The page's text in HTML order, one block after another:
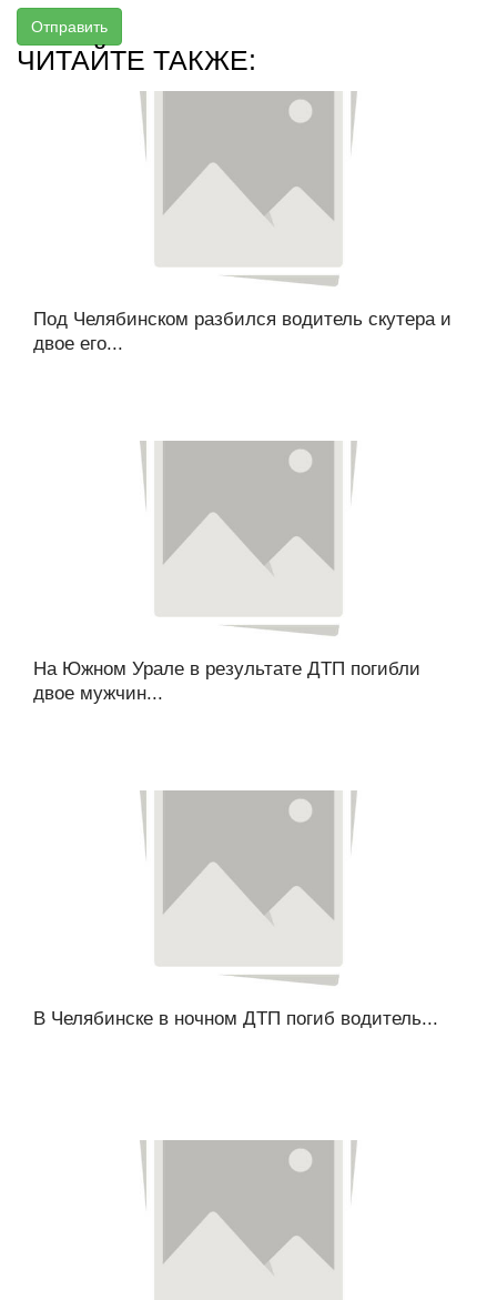
Отправить
ЧИТАЙТЕ ТАКЖЕ:
Под Челябинском разбился водитель скутера и
двое его...
На Южном Урале в результате ДТП погибли
двое мужчин...
В Челябинске в ночном ДТП погиб водитель...